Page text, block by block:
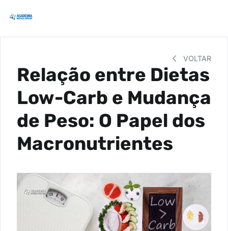
VOLTAR
Relação entre Dietas
Low-Carb e Mudança
de Peso: O Papel dos
Macronutrientes